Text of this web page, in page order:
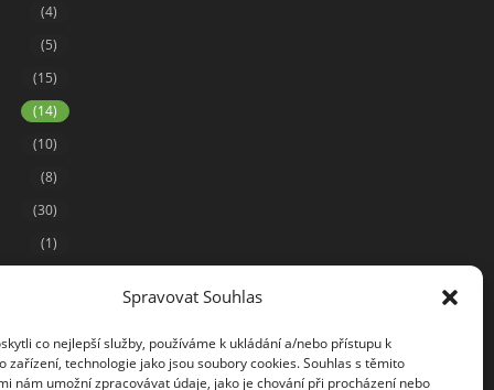
Spravovat Souhlas
co nejlepší služby, používáme k ukládání a/nebo přístupu k
zařízení, technologie jako jsou soubory cookies. Souhlas s těmito
nám umožní zpracovávat údaje, jako je chování při procházení nebo
(4)
(5)
(15)
(14)
(10)
(8)
(30)
(1)
(29)